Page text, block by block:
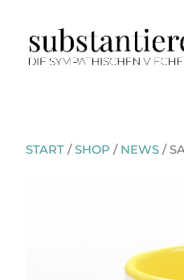
START /SHOP / NEWS /